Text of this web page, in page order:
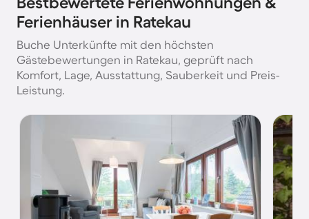
Ferienhäuser in Ratekau
Buche Unterkünfte mit den höchsten
Gästebewertungen in Ratekau, geprüft nach
Komfort, Lage, Ausstattung, Sauberkeit und Preis-
Leistung.